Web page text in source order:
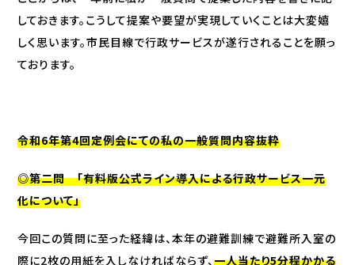
しておきます。こうして提案や要望が実現していくことは大変嬉
しく思います。市民目線で行政サービスが遂行されることを願っ
ております。
令和6年第4回定例会にての私の一般質問内容抜粋
◎第二問 「有料版公式ライン導入による行政サービス一元
化について」
今回この質問に至った経緯は、本年の避難訓練で避難所入室の
際に2枚の用紙を入しなければならず、一人当たり5分程かかる